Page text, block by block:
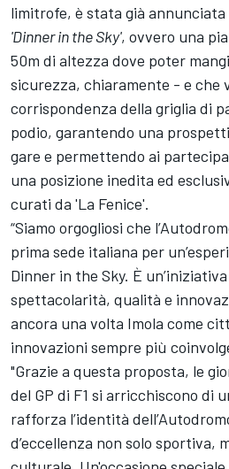
limitrofe, è stata già annunciata
'Dinner in the Sky', ovvero una
50m di altezza dove poter
sicurezza, chiaramente - e che
corrispondenza della griglia di
podio, garantendo una
gare e permettendo ai
una posizione inedita ed
curati da 'La Fenice'.
“Siamo orgogliosi che
prima sede italiana per
Dinner in the Sky. È
spettacolarità, qualità e
ancora una volta Imola come
innovazioni sempre più
"Grazie a questa proposta, le
del GP di F1 si arricchiscono di
rafforza l’identità
d’eccellenza non solo sportiva,